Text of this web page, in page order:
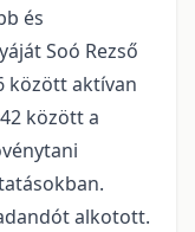
és
Soó Rezső
között aktívan
között a
alkotott.